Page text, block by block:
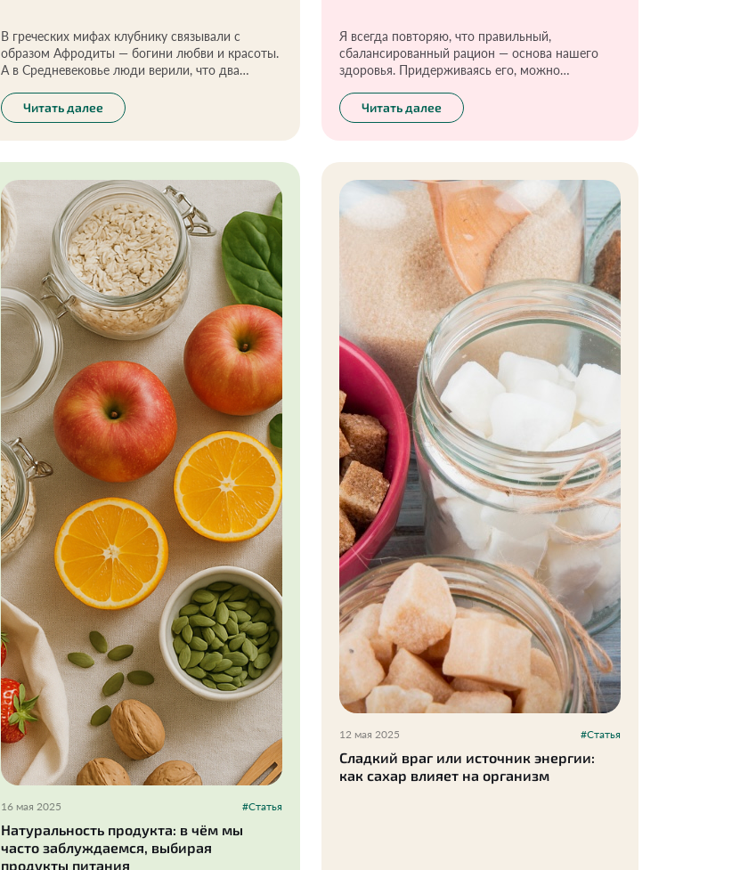
В греческих мифах клубнику связывали с
образом Афродиты — богини любви и красоты.
А в Средневековье люди верили, что два
счастливы вместе до конца дней. Впрочем, и
сегодня клубника, по форме напоминающая
сердце, обычно ассоциируется с чем-то
конечно, правильно её выбирать и есть. Как —
расскажу в колонке
Читать далее
Я всегда повторяю, что правильный,
сбалансированный рацион — основа нашего
здоровья. Придерживаясь его, можно
на долгие годы. Но в некоторых случаях,
например, при беременности, только
витаминов. И здесь тоже есть свои нюансы.
Обо всех тонкостях приёма витаминов и
витаминных комплексов в интересном
положении расскажу в этой статье.
Читать далее
16 мая 2025 #Статья
Натуральность продукта: в чём мы
часто заблуждаемся, выбирая
продукты питания
12 мая 2025 #Статья
Сладкий враг или источник энергии:
как сахар влияет на организм